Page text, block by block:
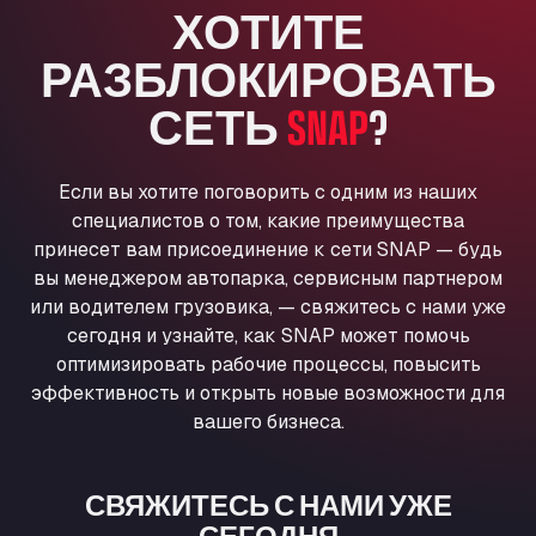
Anglia Motel
Washway Road, PE12 8LT
Anpol Sp. z o.o.
Ul. Torunska 147, 85884
Aqua Ariva GmbH
Aral Autohof Bockel
ARAL Autohof Bockenem
Oppelner Str. 1, 31167
ARAL Autohof Merklingen
Nellinger Str. 24, 89188
ARAL Autohof Preis
Schellweilerstraße 1, 66871
Obernburger Str. 127, 63811
ХОТИТЕ
РАЗБЛОКИРОВАТЬ
СЕТЬSNAP?
Если вы хотите поговорить с одним из наших
специалистов о том, какие преимущества
принесет вам присоединение к сети SNAP — будь
вы менеджером автопарка, сервисным партнером
или водителем грузовика, — свяжитесь с нами уже
сегодня и узнайте, как SNAP может помочь
оптимизировать рабочие процессы, повысить
эффективность и открыть новые возможности для
вашего бизнеса.
СВЯЖИТЕСЬ С НАМИ УЖЕ